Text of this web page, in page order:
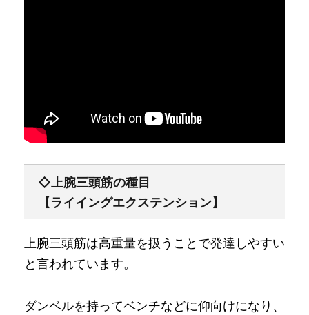
◇上腕三頭筋の種目
【ライイングエクステンション】
上腕三頭筋は高重量を扱うことで発達しやすい
と言われています。
ダンベルを持ってベンチなどに仰向けになり、